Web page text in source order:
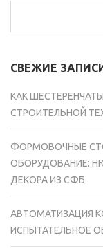
СВЕЖИЕ
КАК
СТРОИТЕЛЬНОЙ
ФОРМОВОЧНЫЕ
ОБОРУДОВАНИЕ:
ДЕКОРА ИЗ СФБ
АВТОМАТИЗАЦИЯ
ИСПЫТАТЕЛЬНОЕ